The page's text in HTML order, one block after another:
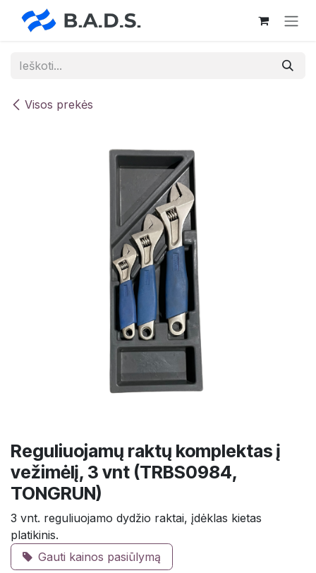
Skip to Content
Visos prekės
Reguliuojamų raktų komplektas į
vežimėlį, 3 vnt (TRBS0984,
TONGRUN)
3 vnt. reguliuojamo dydžio raktai, įdėklas kietas
platikinis.
Gauti kainos pasiūlymą